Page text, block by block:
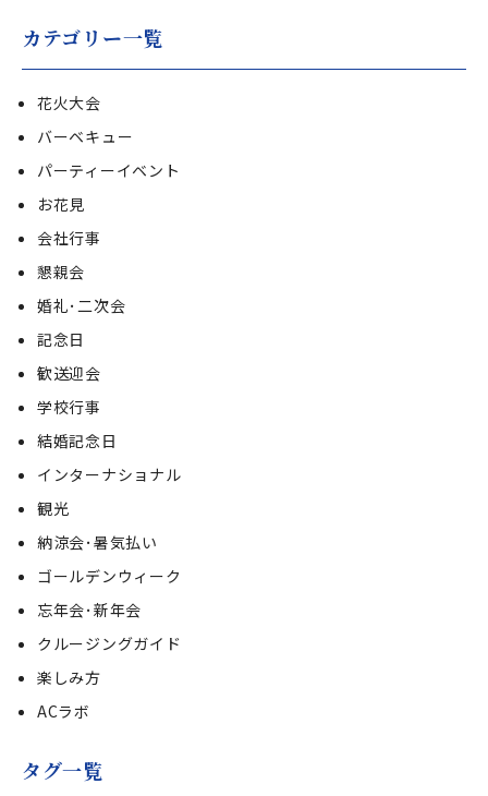
カテゴリー一覧
花火大会
バーベキュー
パーティーイベント
お花見
会社行事
懇親会
婚礼･二次会
記念日
歓送迎会
学校行事
結婚記念日
インターナショナル
観光
納涼会･暑気払い
ゴールデンウィーク
忘年会･新年会
クルージングガイド
楽しみ方
ACラボ
タグ一覧